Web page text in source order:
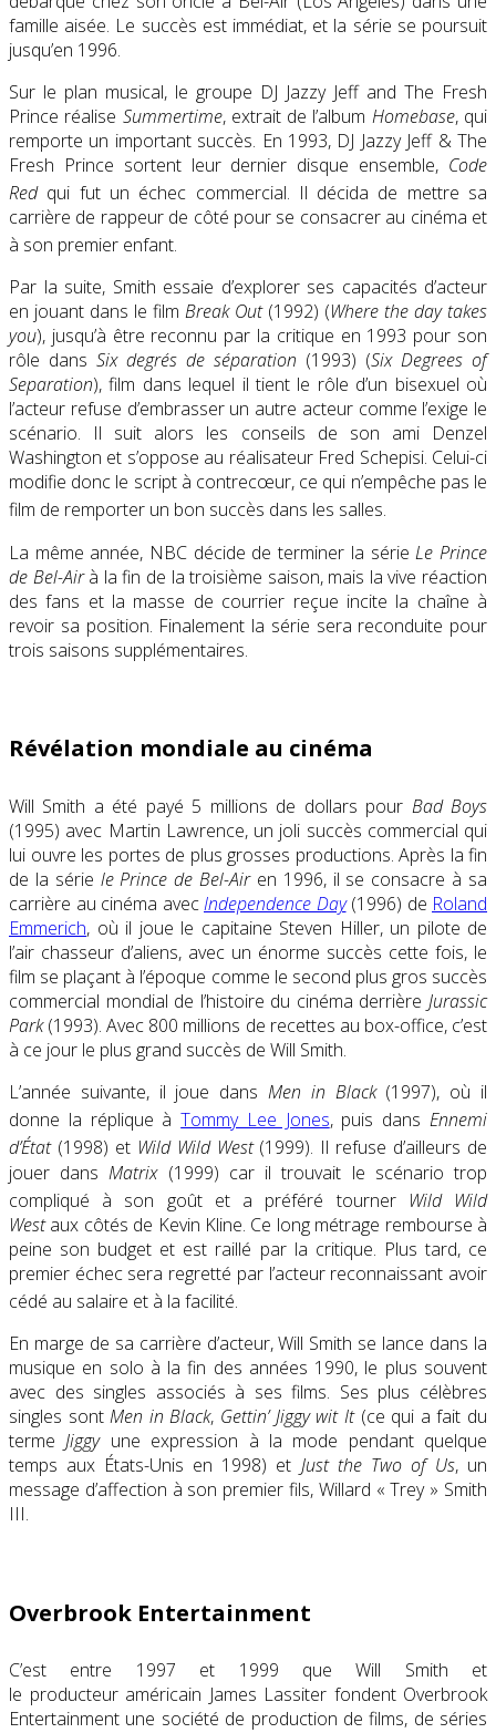
famille aisée. Le succès est immédiat, et la série se poursuit
jusqu’en 1996.
Sur le plan musical, le groupe DJ Jazzy Jeff and The Fresh
Prince réalise Summertime, extrait de l’album Homebase, qui
remporte un important succès. En 1993, DJ Jazzy Jeff & The
Fresh Prince sortent leur dernier disque ensemble, Code
Redqui fut un échec commercial. Il décida de mettre sa
carrière de rappeur de côté pour se consacrer au cinéma et
à son premier enfant.
Par la suite, Smith essaie d’explorer ses capacités d’acteur
en jouant dans le film Break Out (1992) (Where the day takes
you), jusqu’à être reconnu par la critique en 1993 pour son
rôle dans Six degrés de séparation (1993) (Six Degrees of
Separation), film dans lequel il tient le rôle d’un bisexuel où
l’acteur refuse d’embrasser un autre acteur comme l’exige le
scénario. Il suit alors les conseils de son ami Denzel
Washington et s’oppose au réalisateur Fred Schepisi. Celui-ci
modifie donc le script à contrecœur, ce qui n’empêche pas le
film de remporter un bon succès dans les salles.
La même année, NBC décide de terminer la sérieLe Prince
de Bel-Airà la fin de la troisième saison, mais la vive réaction
des fans et la masse de courrier reçue incite la chaîne à
revoir sa position. Finalement la série sera reconduite pour
trois saisons supplémentaires.
Révélation mondiale au cinéma
Will Smith a été payé 5 millions de dollars pour Bad Boys
(1995) avec Martin Lawrence, un joli succès commercial qui
lui ouvre les portes de plus grosses productions. Après la fin
de la série le Prince de Bel-Airen 1996, il se consacre à sa
carrière au cinéma avecIndependence Day (1996) de Roland
Emmerich, où il joue le capitaine Steven Hiller, un pilote de
l’air chasseur d’aliens, avec un énorme succès cette fois, le
film se plaçant à l’époque comme le second plus gros succès
commercial mondial de l’histoire du cinéma derrière Jurassic
Park(1993). Avec 800 millions de recettes au box-office, c’est
à ce jour le plus grand succès de Will Smith.
L’année suivante, il joue dans Men in Black (1997), où il
donne la réplique àTommy Lee Jones, puis dansEnnemi
d’État(1998) et Wild Wild West(1999). Il refuse d’ailleurs de
jouer dansMatrix (1999) car il trouvait le scénario trop
compliqué à son goûtet a préféré tourner Wild Wild
Westaux côtés de Kevin Kline. Ce long métrage rembourse à
peine son budget et est raillé par la critique. Plus tard, ce
premier échec sera regretté par l’acteur reconnaissant avoir
cédé au salaire et à la facilité.
En marge de sa carrière d’acteur, Will Smith se lance dans la
musique en solo à la fin des années 1990, le plus souvent
avec des singles associés à ses films. Ses plus célèbres
singles sontMen in Black, Gettin’ Jiggy wit It(ce qui a fait du
termeJiggyune expression à la mode pendant quelque
temps aux États-Unis en 1998) et Just the Two of Us, un
message d’affection à son premier fils, Willard « Trey » Smith
III.
Overbrook Entertainment
C’est entre 1997 et 1999 que Will Smith et
le producteur américain James Lassiter fondent Overbrook
Entertainment une société de production de films, de séries